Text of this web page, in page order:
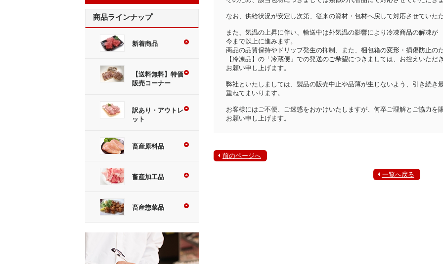
商品ラインナップ
新着商品
【送料無料】特価
販売コーナー
訳あり・アウトレ
ット
畜産原料品
畜産加工品
畜産惣菜品
なお、供給状況が安定し次第、従来の資材・包材へ戻して対応させていただ
また、気温の上昇に伴い、輸送中は外気温の影響により冷凍商品の解凍が
今まで以上に進みます。
商品の品質保持やドリップ発生の抑制、また、梱包箱の変形・損傷防止のた
【冷凍品】の「冷蔵便」での発送のご希望につきましては、お控えいただ
お願い申し上げます。
弊社といたしましては、製品の販売中止や品薄が生じないよう、引き続き
重ねてまいります。
お客様にはご不便、ご迷惑をおかけいたしますが、何卒ご理解とご協力を
お願い申し上げます。
前のページへ
一覧へ戻る